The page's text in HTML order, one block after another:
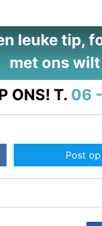
leuke tip,
met ons
ONS! T. 06
Post